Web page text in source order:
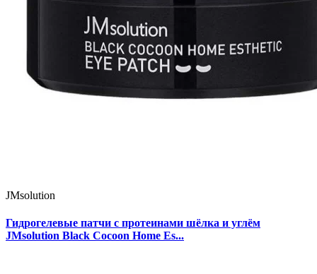
JMsolution
Гидрогелевые патчи с протеинами шёлка и углём
JMsolution Black Cocoon Home Es...